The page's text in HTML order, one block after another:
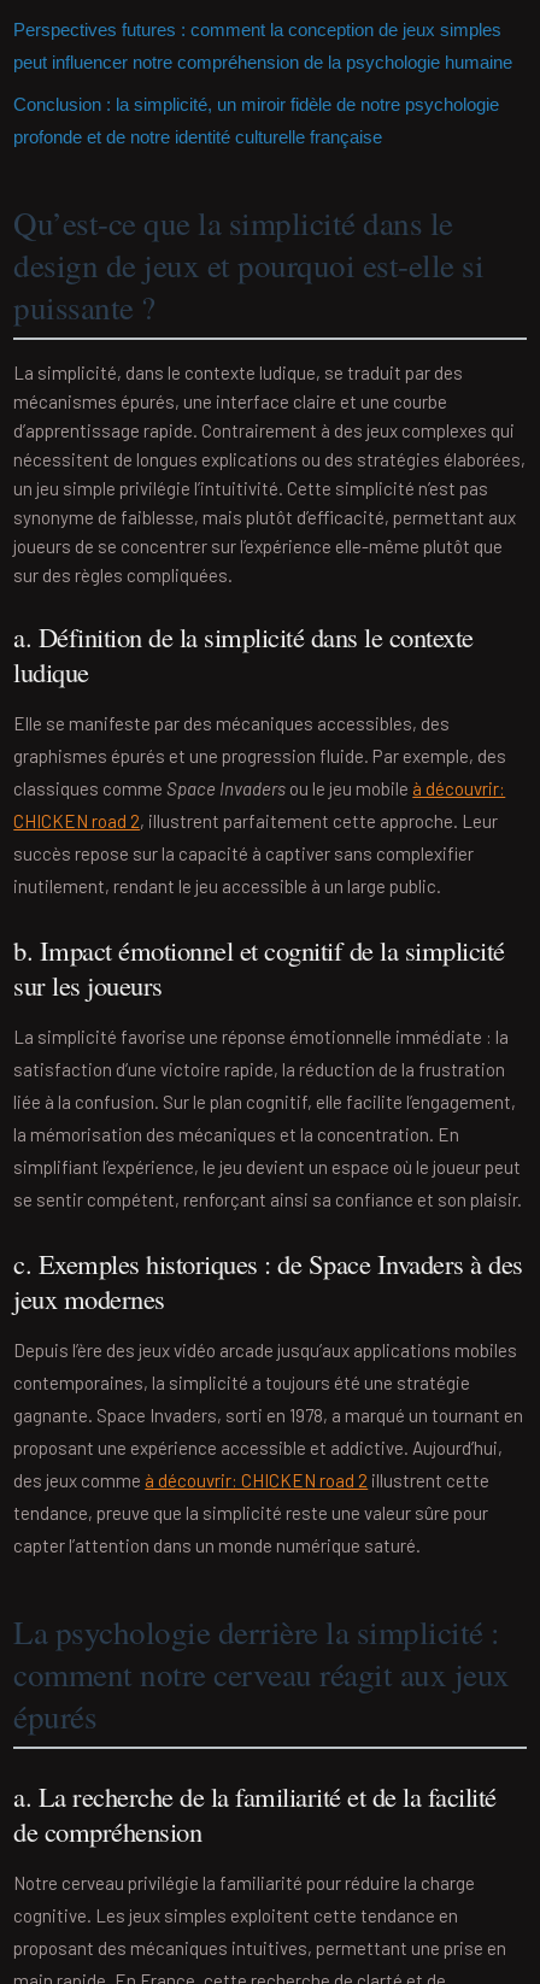
Perspectives futures : comment la conception de jeux simples
peut influencer notre compréhension de la psychologie humaine
Conclusion : la simplicité, un miroir fidèle de notre psychologie
profonde et de notre identité culturelle française
Qu’est-ce que la simplicité dans le
design de jeux et pourquoi est-elle si
puissante ?
La simplicité, dans le contexte ludique, se traduit par des
mécanismes épurés, une interface claire et une courbe
d’apprentissage rapide. Contrairement à des jeux complexes qui
nécessitent de longues explications ou des stratégies élaborées,
un jeu simple privilégie l’intuitivité. Cette simplicité n’est pas
synonyme de faiblesse, mais plutôt d’efficacité, permettant aux
joueurs de se concentrer sur l’expérience elle-même plutôt que
sur des règles compliquées.
a. Définition de la simplicité dans le contexte
ludique
Elle se manifeste par des mécaniques accessibles, des
graphismes épurés et une progression fluide. Par exemple, des
classiques commeSpace Invaders ou le jeu mobile à découvrir:
CHICKEN road 2, illustrent parfaitement cette approche. Leur
succès repose sur la capacité à captiver sans complexifier
inutilement, rendant le jeu accessible à un large public.
b. Impact émotionnel et cognitif de la simplicité
sur les joueurs
La simplicité favorise une réponse émotionnelle immédiate : la
satisfaction d’une victoire rapide, la réduction de la frustration
liée à la confusion. Sur le plan cognitif, elle facilite l’engagement,
la mémorisation des mécaniques et la concentration. En
simplifiant l’expérience, le jeu devient un espace où le joueur peut
se sentir compétent, renforçant ainsi sa confiance et son plaisir.
c. Exemples historiques : de Space Invaders à des
jeux modernes
Depuis l’ère des jeux vidéo arcade jusqu’aux applications mobiles
contemporaines, la simplicité a toujours été une stratégie
gagnante. Space Invaders, sorti en 1978, a marqué un tournant en
proposant une expérience accessible et addictive. Aujourd’hui,
des jeux comme à découvrir: CHICKEN road 2 illustrent cette
tendance, preuve que la simplicité reste une valeur sûre pour
capter l’attention dans un monde numérique saturé.
La psychologie derrière la simplicité :
comment notre cerveau réagit aux jeux
épurés
a. La recherche de la familiarité et de la facilité
de compréhension
Notre cerveau privilégie la familiarité pour réduire la charge
cognitive. Les jeux simples exploitent cette tendance en
proposant des mécaniques intuitives, permettant une prise en